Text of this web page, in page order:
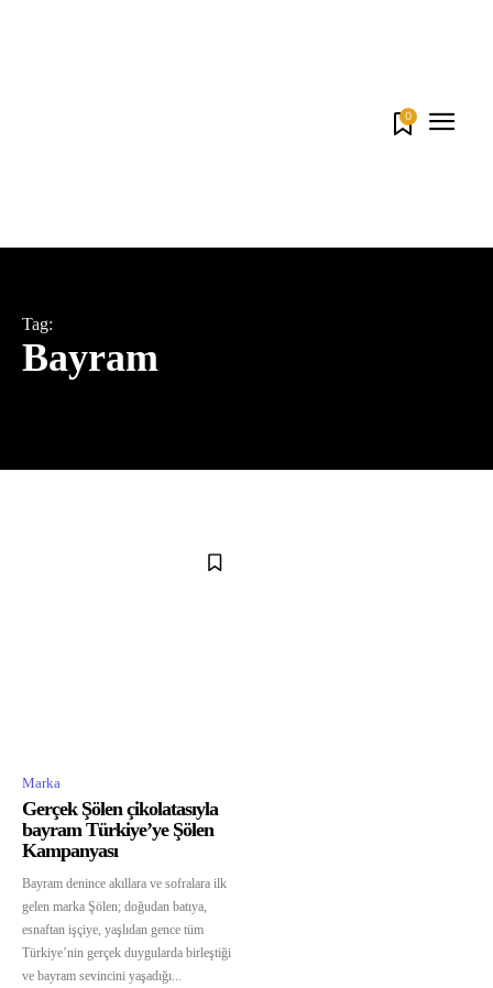
0
Tag:
Bayram
Marka
Gerçek Şölen çikolatasıyla
bayram Türkiye’ye Şölen
Kampanyası
Bayram denince akıllara ve sofralara ilk
gelen marka Şölen; doğudan batıya,
esnaftan işçiye, yaşlıdan gence tüm
Türkiye’nin gerçek duygularda birleştiği
ve bayram sevincini yaşadığı...